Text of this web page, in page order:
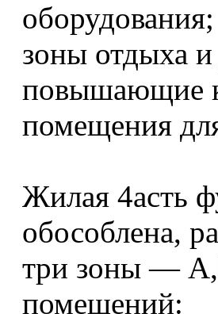
оборудования;
зоны отдыха
повышающие
помещения
Жилая 4асть
обособлена,
три зоны —
помещений: